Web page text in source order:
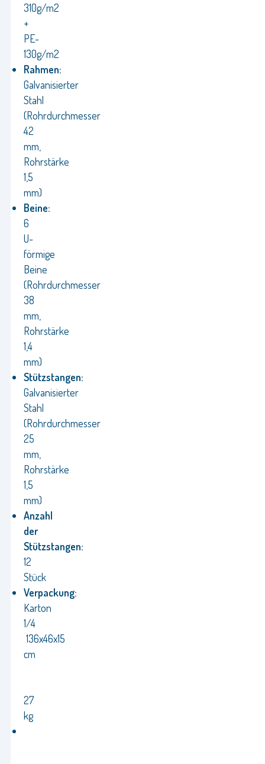
310g/m2
+
PE-
130g/m2
Rahmen:
Galvanisierter
Stahl
(Rohrdurchmesser
42
mm,
Rohrstärke
1,5
mm)
Beine:
6
U-
förmige
Beine
(Rohrdurchmesser
38
mm,
Rohrstärke
1,4
mm)
Stützstangen:
Galvanisierter
Stahl
(Rohrdurchmesser
25
mm,
Rohrstärke
1,5
mm)
Anzahl
der
Stützstangen:
12
Stück
Verpackung:
Karton
1/4
136x46x15
cm
27
kg